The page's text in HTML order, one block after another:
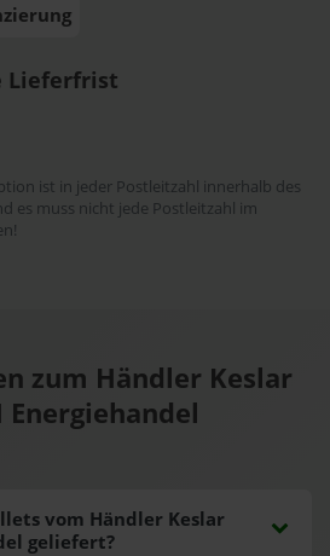
Lieferfrist
ist in jeder Postleitzahl innerhalb des
es muss nicht jede Postleitzahl im
zum Händler Keslar
Energiehandel
vom Händler Keslar
geliefert?